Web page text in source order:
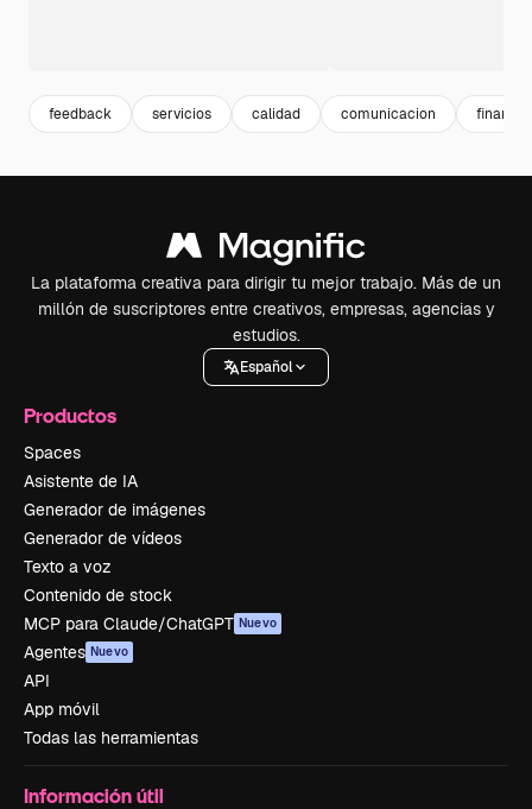
feedback servicios calidad comunicacion finanzas
La plataforma creativa para dirigir tu mejor trabajo. Más de un
millón de suscriptores entre creativos, empresas, agencias y
estudios.
Español
Productos
Spaces
Asistente de IA
Generador de imágenes
Generador de vídeos
Texto a voz
Contenido de stock
MCP para Claude/ChatGPT Nuevo
Agentes Nuevo
API
App móvil
Todas las herramientas
Información útil